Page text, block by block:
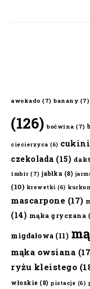
awokado (7) banany (7)
(126) boćwina (7)
ciecierzyca (6)
czekolada (15)
imbir (7) jabłka (8)
(10) krewetki (6)
mascarpone (17)
(14) mąka gryczana
migdałowa (11)
mąka owsiana
ryżu kleistego
włoskie (8) pistacje (6)